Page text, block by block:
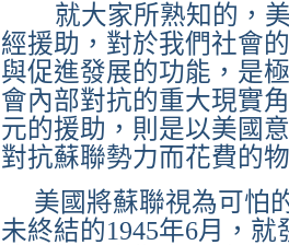
就大家所熟知的，
經援助，對於我們社會
與促進發展的功能，是
會內部對抗的重大現實
元的援助，則是以美國
對抗蘇聯勢力而花費的
美國將蘇聯視為可怕
未終結的1945年6月，就